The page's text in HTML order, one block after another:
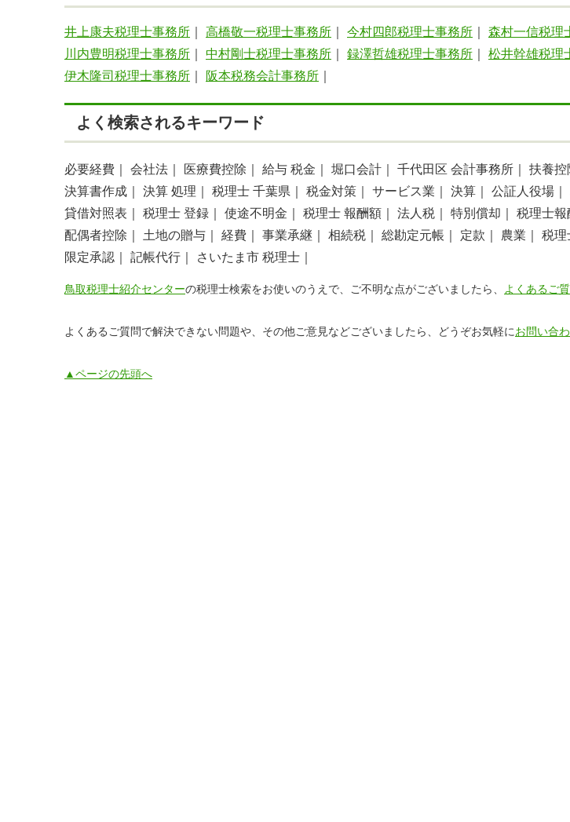
井上康夫税理士事務所 高橋敬一税理士事務所 今村四郎税理士事務所 森村一信税理
川内豊明税理士事務所
中村剛士税理士事務所 録澤哲雄税理士事務所 松井幹雄税理
伊木隆司税理士事務所
阪本税務会計事務所
よく検索されるキーワード
必要経費｜ 会社法｜ 医療費控除｜ 給与 税金｜ 堀口会計｜ 千代田区 会計事務所｜ 扶養控
決算書作成｜
決算 処理｜ 税理士 千葉県｜ 税金対策｜ サービス業｜ 決算｜ 公証人役場｜
貸借対照表｜
税理士 登録｜ 使途不明金｜ 税理士 報酬額｜ 法人税｜ 特別償却｜ 税理士報
配偶者控除｜
土地の贈与｜ 経費｜ 事業承継｜ 相続税｜ 総勘定元帳｜ 定款｜ 農業｜ 税理
限定承認｜
記帳代行｜ さいたま市 税理士｜
鳥取税理士紹介センターの税理士検索をお使いのうえで、ご不明な点がございましたら、 よくあるご
よくあるご質問で解決できない問題や、その他ご意見などございましたら、どうぞお気軽にお問い合
▲ページの先頭へ